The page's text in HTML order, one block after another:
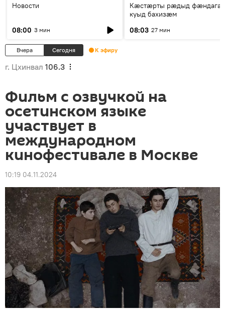
Новости
08:00 3 мин
Кæстæрты рæдыд
куыд бахизæм
08:03 27 мин
Вчера Сегодня К эфиру
г. Цхинвал 106.3
Фильм с озвучкой на
осетинском языке
участвует в
международном
кинофестивале в Москве
10:19 04.11.2024